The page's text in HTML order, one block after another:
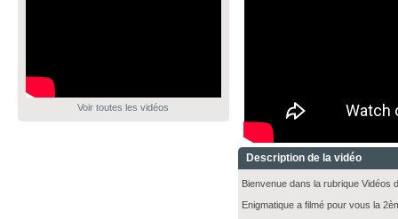
Voir toutes les vidéos
Description de la vidéo
Bienvenue dans la rubrique Vidéos
Enigmatique a filmé pour vous la